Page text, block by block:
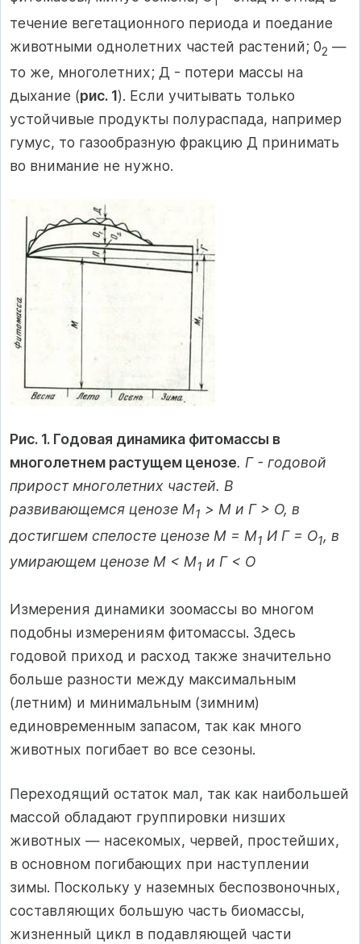
течение вегетационного периода и поедание
животными однолетних частей растений; 02 —
то же, многолетних; Д - потери массы на
дыхание (рис. 1). Если учитывать только
устойчивые продукты полураспада, например
гумус, то газообразную фракцию Д принимать
во внимание не нужно.
Рис. 1. Годовая динамика фитомассы в
многолетнем растущем ценозе. Г - годовой
прирост многолетних частей. В
развивающемся ценозе M1 > М и Г > О, в
достигшем спелосте ценозе М = М1 И Г = O1, в
умирающем ценозе М < М1 и Г < O
Измерения динамики зоомассы во многом
подобны измерениям фитомассы. Здесь
годовой приход и расход также значительно
больше разности между максимальным
(летним) и минимальным (зимним)
единовременным запасом, так как много
животных погибает во все сезоны.
Переходящий остаток мал, так как наибольшей
массой обладают группировки низших
животных — насекомых, червей, простейших,
в основном погибающих при наступлении
зимы. Поскольку у наземных беспозвоночных,
составляющих большую часть биомассы,
жизненный цикл в подавляющей части